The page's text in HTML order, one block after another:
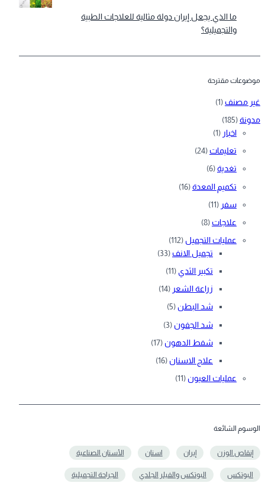
ما الذي يجعل إيران دولة مثالية للعلاجات الطبية
والتجميلية؟
موضوعات مقترحة
غير مصنف (1)
مدونة(185)
اخبار (1)
تعليمات (24)
تغدية(6)
تكميم المعدة(16)
سفر (11)
علاجات (8)
عمليات التجميل (112)
تجميل الانف (33)
تكبير الثدي (11)
زراعة الشعر (14)
شد البطن(5)
شد الجفون (3)
شفط الدهون (17)
علاج الاسنان (16)
عمليات العيون (11)
الوسوم الشائعة
إنقاص الوزن إيران اسنان الأسنان الصناعية
البوتكس البوتكس والفيلر الجلدي الجراحة التجميلية